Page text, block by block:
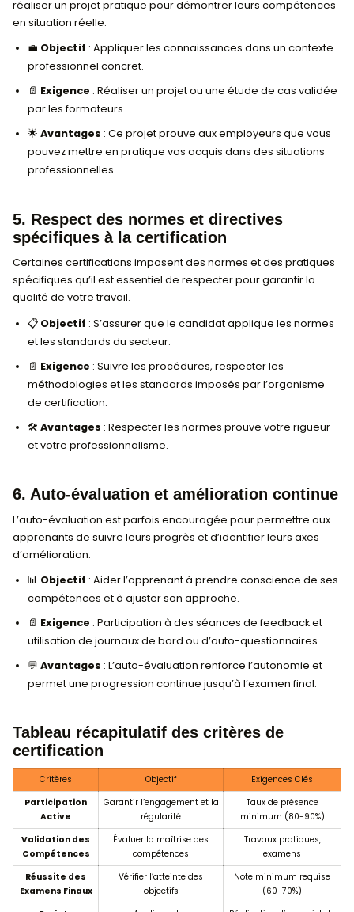
certification et démontrent la maîtrise des sujets
🏆Objectif: Valider la réussite des objectifs
d’apprentissage.
autour de 60-70%, selon le type de certification.
📑Méthodes d’Évaluation
4. Réalisation de Projets Pratiques
De nombreuses certifications demandent aux
en situation réelle.
💼Objectif: Appliquer les connaissances dans
professionnel concret.
par les formateurs.
pouvez mettre en pratique vos acquis dans des
professionnelles.
5. Respect des normes et directives
spécifiques à la certification
Certaines certifications imposent des normes et
qualité de votre travail.
et les standards du secteur.
📄Exigence
méthodologies et les standards imposés par
de certification.
🛠️Avantages: Respecter les normes prouve
et votre professionnalisme.